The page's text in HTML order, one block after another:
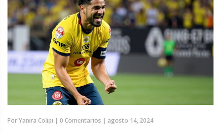
PorYanira Colipi | 0 Comentarios | agosto 14, 2024